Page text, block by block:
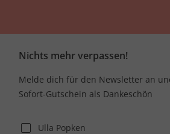
Nichts mehr verpassen!
Melde dich für den Newsletter an
Sofort-Gutschein als Dankeschön
Ulla Popken